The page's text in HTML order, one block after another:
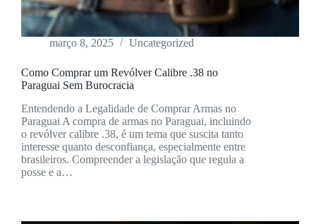
março 8, 2025 Uncategorized
Como Comprar um Revólver Calibre .38 no
Paraguai Sem Burocracia
Entendendo a Legalidade de Comprar Armas no
Paraguai A compra de armas no Paraguai, incluindo
o revólver calibre .38, é um tema que suscita tanto
interesse quanto desconfiança, especialmente entre
brasileiros. Compreender a legislação que regula a
posse e a…